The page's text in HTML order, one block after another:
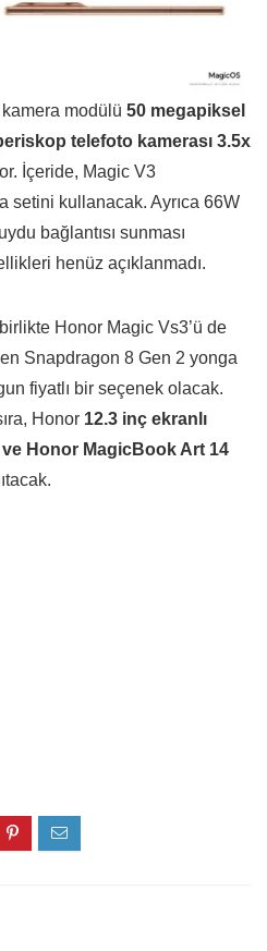
modülü 50 megapiksel
telefoto kamerası 3.5x
İçeride, Magic V3
setini kullanacak. Ayrıca 66W
bağlantısı sunması
henüz açıklanmadı.
Honor Magic Vs3’ü de
Snapdragon 8 Gen 2 yonga
fiyatlı bir seçenek olacak.
Honor 12.3 inç ekranlı
Honor MagicBook Art 14